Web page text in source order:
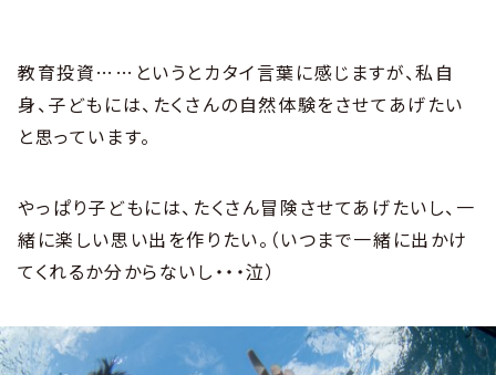
教育投資……というとカタイ言葉に感じますが、私自
身、子どもには、たくさんの自然体験をさせてあげたい
と思っています。
やっぱり子どもには、たくさん冒険させてあげたいし、一
緒に楽しい思い出を作りたい。（いつまで一緒に出かけ
てくれるか分からないし・・・泣）